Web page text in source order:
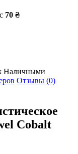
70 ₴
Наличными
Отзывы (0)
Cobalt